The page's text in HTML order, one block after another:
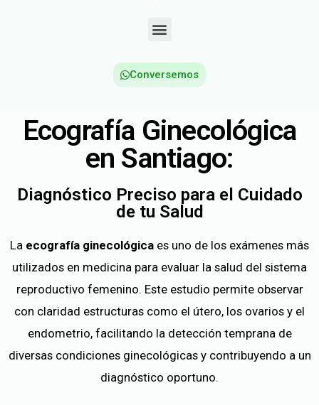
Conversemos
Ecografía Ginecológica
en Santiago:
Diagnóstico Preciso para el Cuidado
de tu Salud
La ecografía ginecológica es uno de los exámenes más
utilizados en medicina para evaluar la salud del sistema
reproductivo femenino. Este estudio permite observar
con claridad estructuras como el útero, los ovarios y el
endometrio, facilitando la detección temprana de
diversas condiciones ginecológicas y contribuyendo a un
diagnóstico oportuno.